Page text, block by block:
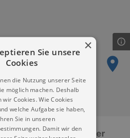
Akademie der
×
Sie unsere
Cookies
die Nutzung unserer Seite
möglich machen. Deshalb
wir Cookies. Wie Cookies
welche Aufgabe sie haben,
Sie in unseren
Damit wir den